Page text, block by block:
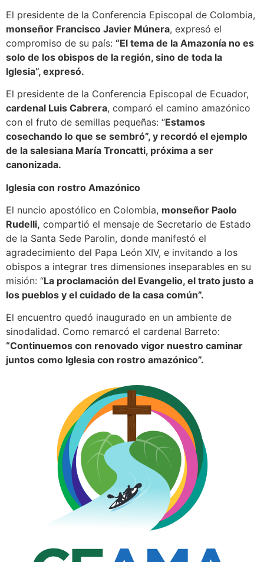
El presidente de la Conferencia Episcopal de Colombia,
monseñor Francisco Javier Múnera, expresó el
compromiso de su país: “El tema de la Amazonía no es
solo de los obispos de la región, sino de toda la
Iglesia”, expresó.
El presidente de la Conferencia Episcopal de Ecuador,
cardenal Luis Cabrera, comparó el camino amazónico
con el fruto de semillas pequeñas: “Estamos
cosechando lo que se sembró”, y recordó el ejemplo
de la salesiana María Troncatti, próxima a ser
canonizada.
Iglesia con rostro Amazónico
El nuncio apostólico en Colombia, monseñor Paolo
Rudelli, compartió el mensaje de Secretario de Estado
de la Santa Sede​​ Parolin, donde manifestó el
agradecimiento del Papa León XIV, e invitando a los
obispos a integrar tres dimensiones inseparables en su
misión: “La proclamación del Evangelio, el trato justo a
los pueblos y el cuidado de la casa común”.
El encuentro quedó inaugurado en un ambiente de
sinodalidad. Como remarcó el cardenal Barreto:
“Continuemos con renovado vigor nuestro caminar
juntos como Iglesia con rostro amazónico”.